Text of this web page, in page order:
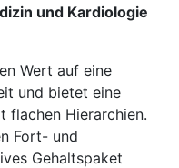
und Kardiologie
Wert auf eine
und bietet eine
flachen Hierarchien.
Fort- und
Gehaltspaket